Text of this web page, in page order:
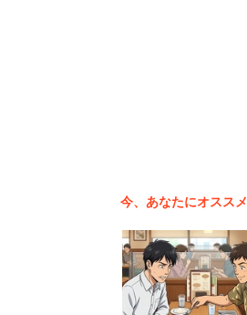
今、あなたにオススメ